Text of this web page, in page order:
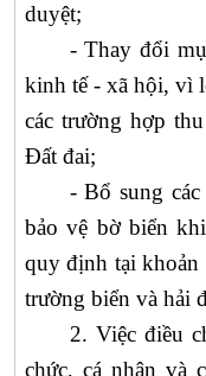
duyệt;
-Thay đổi
kinh tế - xã hội, vì
các trường hợp
Đất đai;
-Bổ sung các
bảo vệ bờ biển
quy định tại
trường biển và hải
2. Việc điều
chức, cá nhân và